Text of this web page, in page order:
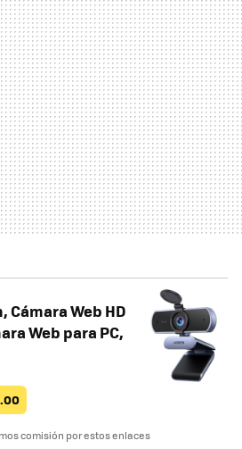
Cámara Web HD
Web para PC,
comisión por estos enlaces